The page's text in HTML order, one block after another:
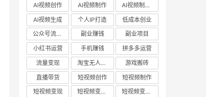
AI视频创作
AI视频制作
AI视频制作教程
AI视频生成
个人IP打造
低成本创业
公众号流量主
副业赚钱
副业项目
小红书运营
手机赚钱
拼多多运营
流量变现
淘宝无人直播
游戏搬砖
直播带货
短视频创作
短视频制作
短视频变现
短视频变现技巧
短视频变现方法